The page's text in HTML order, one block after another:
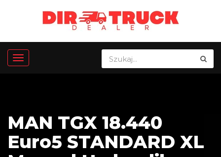
MAN TGX 18.440
Euro5 STANDARD XL